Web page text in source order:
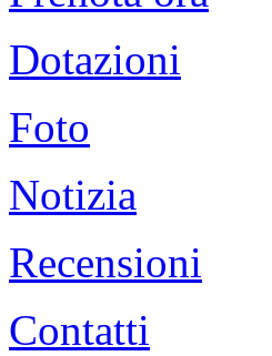
Dotazioni
Foto
Notizia
Recensioni
Contatti